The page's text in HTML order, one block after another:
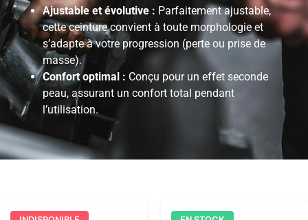
Ajustable et évolutive : Parfaitement ajustable,
cette ceinture convient à toute morphologie et
s’adapte à votre progression (perte ou prise de
masse).
Confort optimal : Conçu pour un effet seconde
peau, assurant un confort total pendant
l’utilisation.